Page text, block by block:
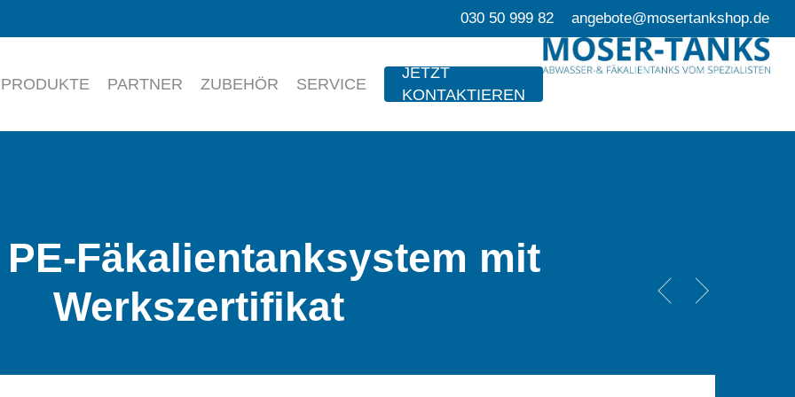
030 50 999 82 angebote@mosertankshop.de
PRODUKTE PARTNER ZUBEHÖR SERVICE
JETZT
KONTAKTIEREN
PE-Fäkalientanksystem mit
Werkszertifikat